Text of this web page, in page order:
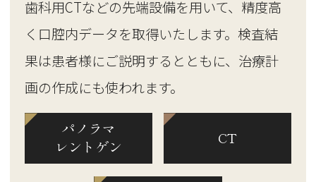
歯科用CTなどの先端設備を用いて、精度高
く口腔内データを取得いたします。検査結
果は患者様にご説明するとともに、治療計
画の作成にも使われます。
パノラマ
レントゲン
CT